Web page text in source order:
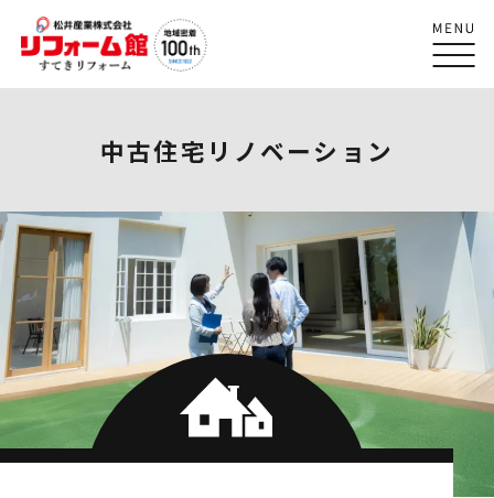
中古住宅リノベーション